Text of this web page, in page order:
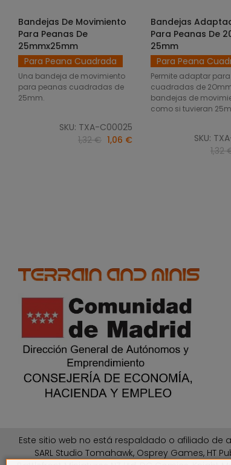
SELECCIONAR OPCIONES
Bandejas De Movimiento
Para Peanas De
25mmx25mm
Para Peana Cuadrada
Una bandeja de movimiento
para peanas cuadradas de
25mm.
SKU: TXA-C00025
1,32 € 1,06 €
SELECCIONAR
Bandejas
Para Peanas De
25mm
Para Peana
Permite adaptar
cuadradas de
bandejas de
como si tuvieran
SKU:
1,32
Este sitio web no está respaldado o afiliado de
SARL Studio Tomahawk, Osprey Games, HT